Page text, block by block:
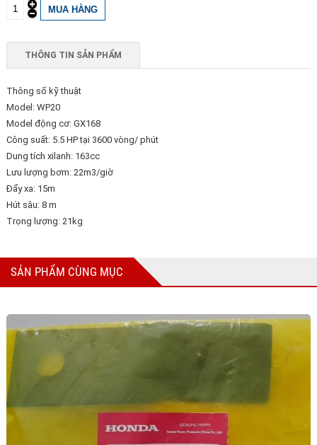
THÔNG TIN SẢN PHẨM
Thông số kỹ thuật
Model: WP20
Model động cơ: GX168
Công suất: 5.5 HP tại 3600 vòng/ phút
Dung tích xilanh: 163cc
Lưu lượng bơm: 22m3/giờ
Đẩy xa: 15m
Hút sâu: 8 m
Trọng lượng: 21kg
SẢN PHẨM CÙNG MỤC